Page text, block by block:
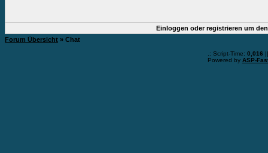
Einloggen oder registrieren um
Forum Übersicht » Chat
.: Script-Time: 0,016
Powered by ASP-